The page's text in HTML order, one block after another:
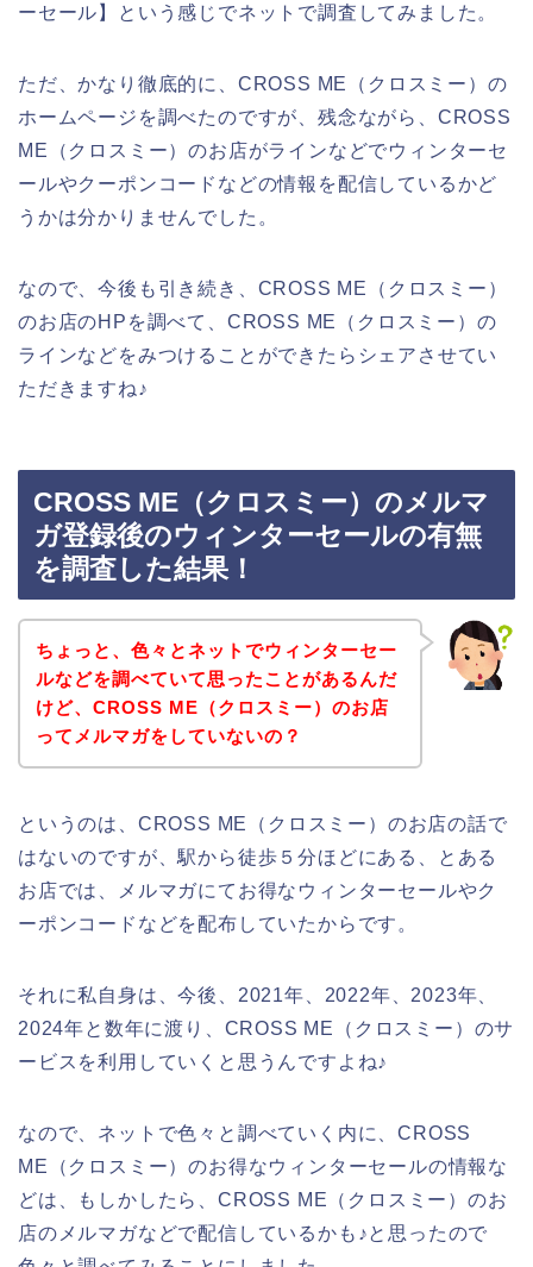
ーセール】という感じでネットで調査してみました。
ただ、かなり徹底的に、CROSS ME（クロスミー）の
ホームページを調べたのですが、残念ながら、CROSS
ME（クロスミー）のお店がラインなどでウィンターセ
ールやクーポンコードなどの情報を配信しているかど
うかは分かりませんでした。
なので、今後も引き続き、CROSS ME（クロスミー）
のお店のHPを調べて、CROSS ME（クロスミー）の
ラインなどをみつけることができたらシェアさせてい
ただきますね♪
CROSS ME（クロスミー）のメルマ
ガ登録後のウィンターセールの有無
を調査した結果！
ちょっと、色々とネットでウィンターセー
ルなどを調べていて思ったことがあるんだ
けど、CROSS ME（クロスミー）のお店
ってメルマガをしていないの？
というのは、CROSS ME（クロスミー）のお店の話で
はないのですが、駅から徒歩５分ほどにある、とある
お店では、メルマガにてお得なウィンターセールやク
ーポンコードなどを配布していたからです。
それに私自身は、今後、2021年、2022年、2023年、
2024年と数年に渡り、CROSS ME（クロスミー）のサ
ービスを利用していくと思うんですよね♪
なので、ネットで色々と調べていく内に、CROSS
ME（クロスミー）のお得なウィンターセールの情報な
どは、もしかしたら、CROSS ME（クロスミー）のお
店のメルマガなどで配信しているかも♪と思ったので